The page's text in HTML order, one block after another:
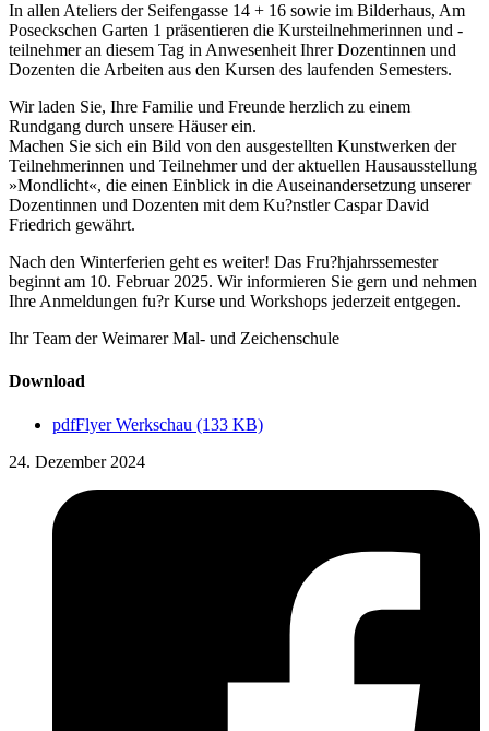
In allen Ateliers der Seifengasse 14 + 16 sowie im Bilderhaus, Am
Poseckschen Garten 1 präsentieren die Kursteilnehmerinnen und -
teilnehmer an diesem Tag in Anwesenheit Ihrer Dozentinnen und
Dozenten die Arbeiten aus den Kursen des laufenden Semesters.
Wir laden Sie, Ihre Familie und Freunde herzlich zu einem
Rundgang durch unsere Häuser ein.
Machen Sie sich ein Bild von den ausgestellten Kunstwerken der
Teilnehmerinnen und Teilnehmer und der aktuellen Hausausstellung
»Mondlicht«, die einen Einblick in die Auseinandersetzung unserer
Dozentinnen und Dozenten mit dem Ku?nstler Caspar David
Friedrich gewährt.
Nach den Winterferien geht es weiter! Das Fru?hjahrssemester
beginnt am 10. Februar 2025. Wir informieren Sie gern und nehmen
Ihre Anmeldungen fu?r Kurse und Workshops jederzeit entgegen.
Ihr Team der Weimarer Mal- und Zeichenschule
Download
pdfFlyer Werkschau (133 KB)
24. Dezember 2024